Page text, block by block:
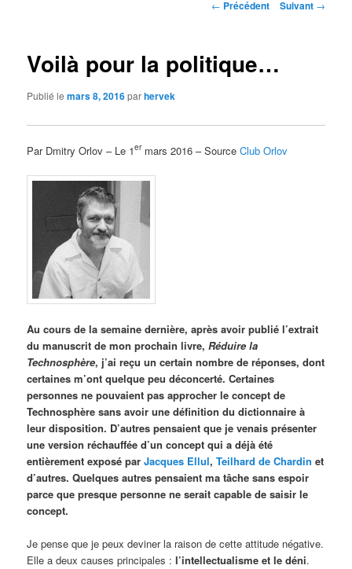
Navigation
← Précédent Suivant →
Voilà pour la politique…
Publié lemars 8, 2016parhervek
Par Dmitry Orlov – Le 1ermars 2016 – SourceClub Orlov
Au cours de la semaine dernière, après avoir publié l’extrait
du manuscrit de mon prochain livre,Réduire la
Technosphère, j’ai reçu un certain nombre de réponses, dont
certaines m’ont quelque peu déconcerté. Certaines
personnes ne pouvaient pas approcher le concept de
Technosphère sans avoir une définition du dictionnaire à
leur disposition. D’autres pensaient que je venais présenter
une version réchauffée d’un concept qui a déjà été
entièrement exposé parJacques Ellul,Teilhard de Chardin et
d’autres. Quelques autres pensaient ma tâche sans espoir
parce que presque personne ne serait capable de saisir le
concept.
Je pense que je peux deviner la raison de cette attitude négative.
Elle a deux causes principales :l’intellectualisme et le déni.